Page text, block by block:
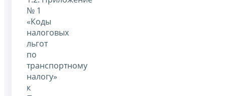
№ 1
«Коды
налоговых
льгот
по
транспортному
налогу»
к